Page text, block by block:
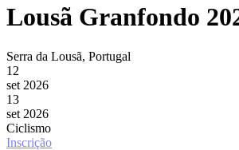
Lousã Granfondo
Serra da Lousã, Portugal
12
set 2026
13
set 2026
Ciclismo
Inscrição